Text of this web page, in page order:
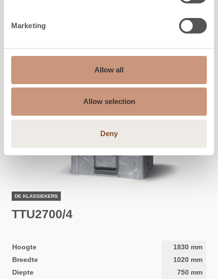
Marketing
Allow all
Allow selection
Deny
DE KLASSIEKERS
TTU2700/4
Hoogte 1830 mm
Breedte
1020 mm
Diepte
750 mm